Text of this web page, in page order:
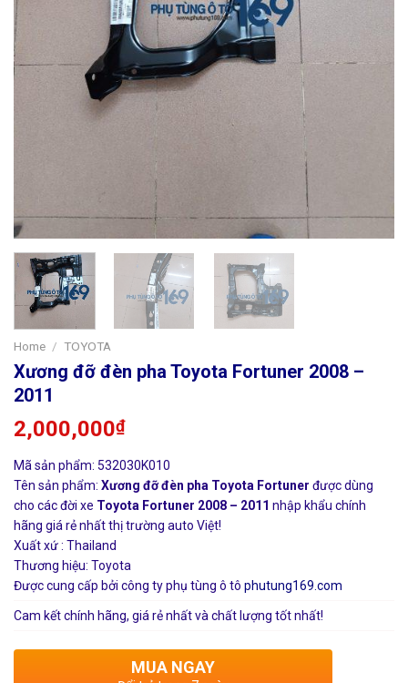
Home / TOYOTA
Xương đỡ đèn pha Toyota Fortuner 2008 –
2011
2,000,000₫
Mã sản phẩm: 532030K010
Tên sản phẩm: Xương đỡ đèn pha Toyota Fortuner được dùng
cho các đời xe Toyota Fortuner 2008 – 2011 nhập khẩu chính
hãng giá rẻ nhất thị trường auto Việt!
Xuất xứ : Thailand
Thương hiệu: Toyota
Được cung cấp bởi công ty phụ tùng ô tô phutung169.com
Cam kết chính hãng, giá rẻ nhất và chất lượng tốt nhất!
MUA NGAY